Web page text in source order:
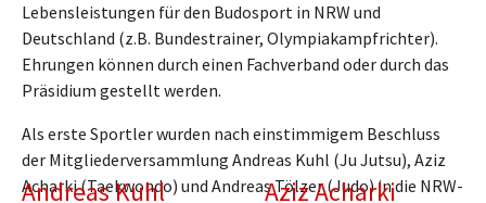
Lebensleistungen für den Budosport in NRW und
Deutschland (z.B. Bundestrainer, Olympiakampfrichter).
Ehrungen können durch einen Fachverband oder durch das
Präsidium gestellt werden.
Als erste Sportler wurden nach einstimmigem Beschluss
der Mitgliederversammlung Andreas Kuhl (Ju Jutsu), Aziz
Acharki (Taekwondo) und Andreas Tölzer (Judo) in die NRW-
Andreas Kuhl Aziz Acharki